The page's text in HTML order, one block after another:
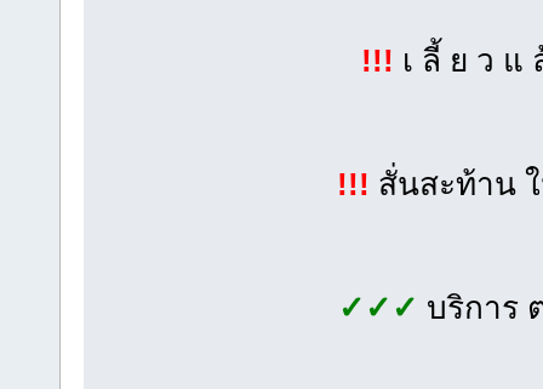
!!! เ ลี้ ย ว แ
!!! สั่นสะท้าน
✓✓✓ บริการ